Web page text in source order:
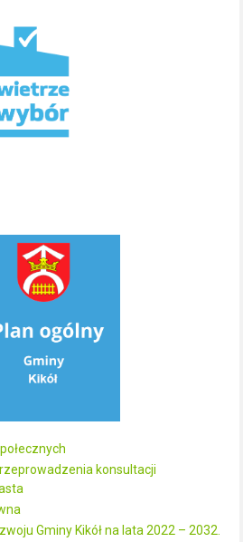
konsultacji
Gminy Kikół na lata 2022 – 2032.